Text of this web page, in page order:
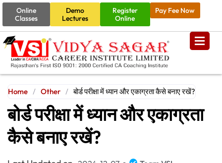
Online
Classes
Demo
Lectures
Register
Online
Pay Fee Now
Home / Other / बोर्ड परीक्षा में ध्यान और एकाग्रता कैसे बनाए रखें?
बोर्ड परीक्षा में ध्यान और एकाग्रता
कैसे बनाए रखें?